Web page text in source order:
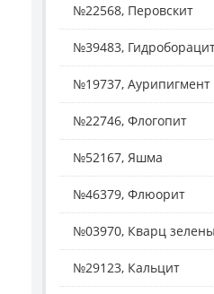
№22568, Перовскит
№39483,
№19737, Аурипигмент
№22746, Флогопит
№52167, Яшма
№46379, Флюорит
№03970, Кварц
№29123, Кальцит